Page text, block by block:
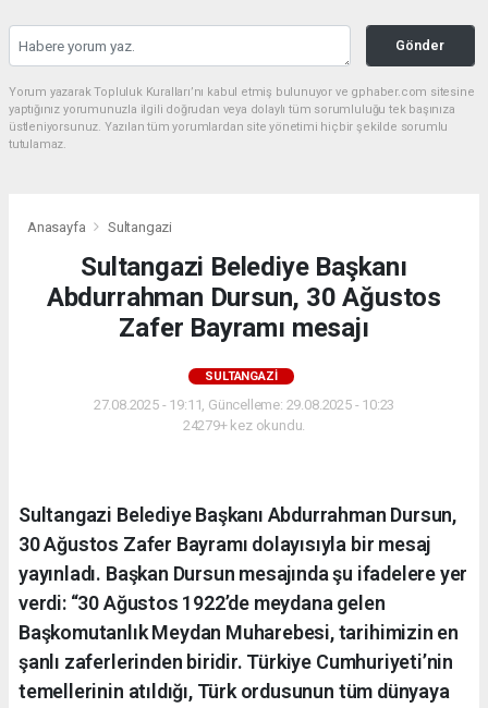
Gönder
Yorum yazarak Topluluk Kuralları’nı kabul etmiş bulunuyor ve gphaber.com sitesine
yaptığınız yorumunuzla ilgili doğrudan veya dolaylı tüm sorumluluğu tek başınıza
üstleniyorsunuz. Yazılan tüm yorumlardan site yönetimi hiçbir şekilde sorumlu
tutulamaz.
Anasayfa Sultangazi
Sultangazi Belediye Başkanı
Abdurrahman Dursun, 30 Ağustos
Zafer Bayramı mesajı
SULTANGAZI
27.08.2025 - 19:11, Güncelleme: 29.08.2025 - 10:23
24279+ kez okundu.
Sultangazi Belediye Başkanı Abdurrahman Dursun,
30 Ağustos Zafer Bayramı dolayısıyla bir mesaj
yayınladı. Başkan Dursun mesajında şu ifadelere yer
verdi: “30 Ağustos 1922’de meydana gelen
Başkomutanlık Meydan Muharebesi, tarihimizin en
şanlı zaferlerinden biridir. Türkiye Cumhuriyeti’nin
temellerinin atıldığı, Türk ordusunun tüm dünyaya